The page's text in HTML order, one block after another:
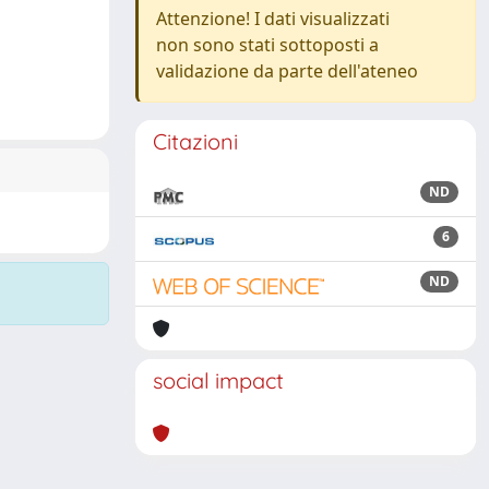
Attenzione! I dati visualizzati
non sono stati sottoposti a
validazione da parte dell'ateneo
Citazioni
ND
6
ND
social impact